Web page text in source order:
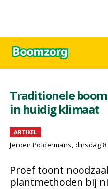
Traditionele
in huidig klimaat
ARTIKEL
Jeroen Poldermans, dinsdag
Proef toont
plantmethoden bij